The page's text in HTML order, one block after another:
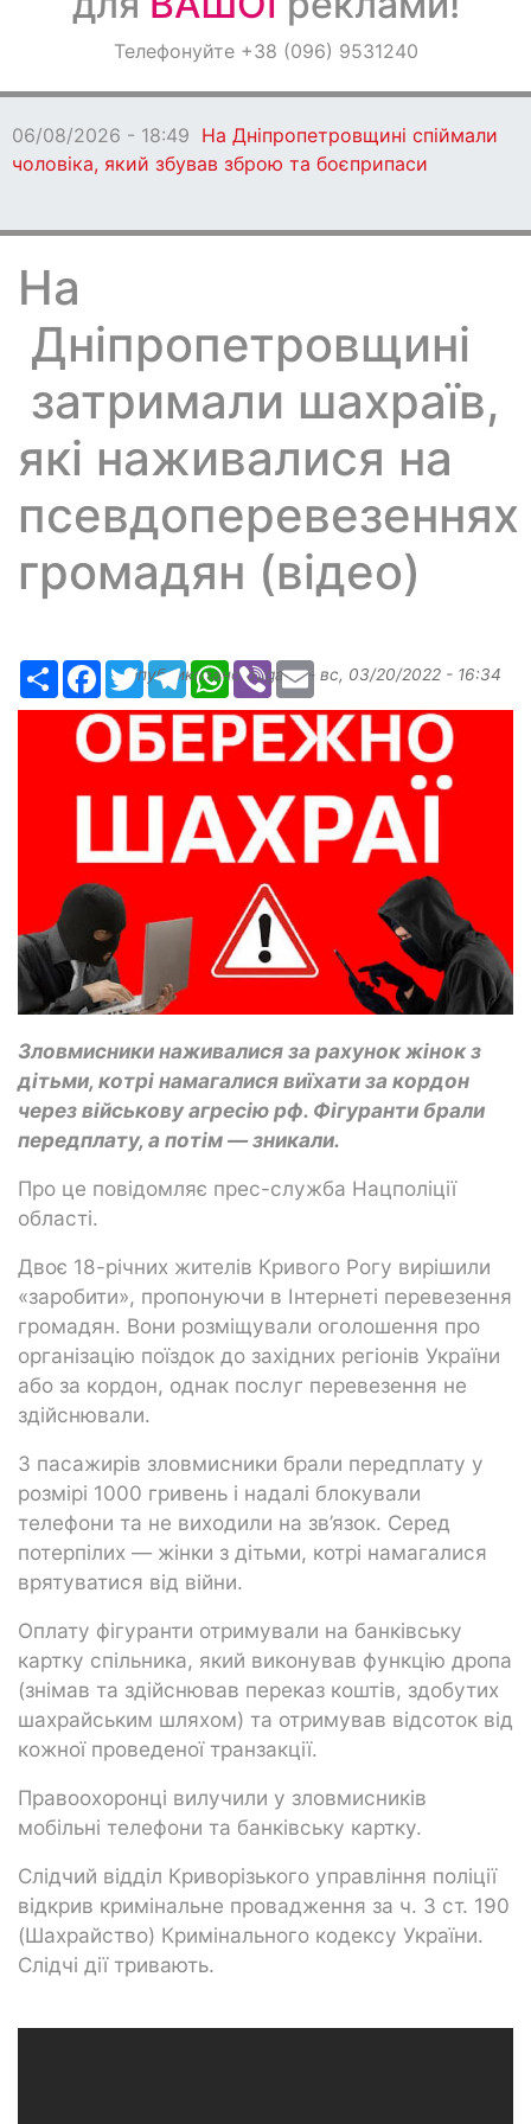
ОголошенняТелефонуйте +38 (096) 9531240
06/08/2026 - 18:49 На Дніпропетровщині спіймали
чоловіка, який збував зброю та боєприпаси
На
Дніпропетровщині
затримали шахраїв,
які наживалися на
псевдоперевезеннях
громадян (відео)
РесурсFacebook
TwitterTelegramWhatsApp
ViberEmail
Опубликованоbugaev- вс, 03/20/2022 - 16:34
Зловмисники наживалися за рахунок жінок з
дітьми, котрі намагалися виїхати за кордон
через військову агресію рф. Фігуранти брали
передплату, а потім — зникали.
Про це повідомляє прес-служба Нацполіції
області.
Двоє 18-річних жителів Кривого Рогу вирішили
«заробити», пропонуючи в Інтернеті перевезення
громадян. Вони розміщували оголошення про
організацію поїздок до західних регіонів України
або за кордон, однак послуг перевезення не
здійснювали.
З пасажирів зловмисники брали передплату у
розмірі 1000 гривень і надалі блокували
телефони та не виходили на зв’язок. Серед
потерпілих — жінки з дітьми, котрі намагалися
врятуватися від війни.
Оплату фігуранти отримували на банківську
картку спільника, який виконував функцію дропа
(знімав та здійснював переказ коштів, здобутих
шахрайським шляхом) та отримував відсоток від
кожної проведеної транзакції.
Правоохоронці вилучили у зловмисників
мобільні телефони та банківську картку.
Слідчий відділ Криворізького управління поліції
відкрив кримінальне провадження за ч. 3 ст. 190
(Шахрайство) Кримінального кодексу України.
Слідчі дії тривають.